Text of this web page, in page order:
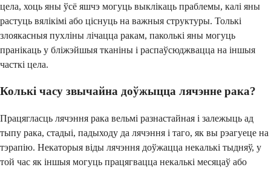
цела, хоць яны ўсё яшчэ могуць выклікаць праблемы, калі яны
растуць вялікімі або ціснуць на важныя структуры. Толькі
злоякасныя пухліны лічацца ракам, паколькі яны могуць
пранікаць у бліжэйшыя тканіны і распаўсюджвацца на іншыя
часткі цела.
Колькі часу звычайна доўжыцца лячэнне рака?
Працягласць лячэння рака вельмі разнастайная і залежыць ад
тыпу рака, стадыі, падыходу да лячэння і таго, як вы рэагуеце на
тэрапію. Некаторыя віды лячэння доўжацца некалькі тыдняў, у
той час як іншыя могуць працягвацца некалькі месяцаў або